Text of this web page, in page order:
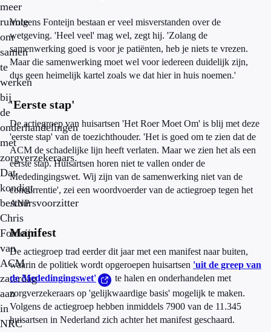
meer
ruimte
om
samen
te
werken
bij
de
onderhandelingen
met
zorgverzekeraars.
Dat
kondigt
bestuursvoorzitter
Chris
Fonteijn
van
ACM
zaterdag
aan
in
NRC
Volgens Fonteijn bestaan er veel misverstanden over de
wetgeving. 'Heel veel' mag wel, zegt hij. 'Zolang de
samenwerking goed is voor je patiënten, heb je niets te vrezen.
Maar die samenwerking moet wel voor iedereen duidelijk zijn,
dus geen heimelijk kartel zoals we dat hier in huis noemen.'
'Eerste stap'
De actiegroep van huisartsen 'Het Roer Moet Om' is blij met deze
'eerste stap' van de toezichthouder. 'Het is goed om te zien dat de
ACM de schadelijke lijn heeft verlaten. Maar we zien het als een
eerste stap. Huisartsen horen niet te vallen onder de
Mededingingswet. Wij zijn van de samenwerking niet van de
concurrentie', zei een woordvoerder van de actiegroep tegen het
ANP.
Manifest
De actiegroep trad eerder dit jaar met een manifest naar buiten,
waarin de politiek wordt opgeroepen huisartsen 'uit de greep van
de Mededingingswet'
te halen en onderhandelen met
zorgverzekeraars op 'gelijkwaardige basis' mogelijk te maken.
Volgens de actiegroep hebben inmiddels 7900 van de 11.345
huisartsen in Nederland zich achter het manifest geschaard.